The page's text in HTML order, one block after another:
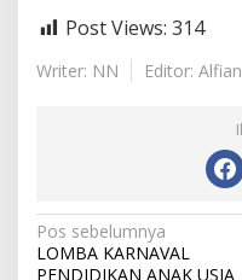
M
e
d
Post Views: 314
Writer: NN Editor:
N
a
Pos sebelumnya
LOMBA KARNAVAL
PENDIDIKAN ANAK USIA